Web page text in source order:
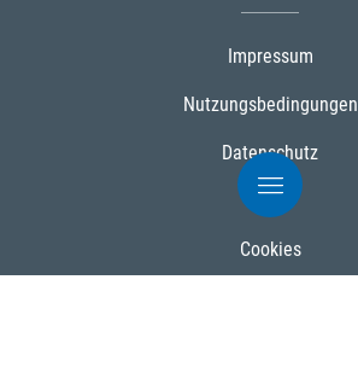
Impressum
Nutzungsbedingungen
Datenschutz
AGB
Cookies